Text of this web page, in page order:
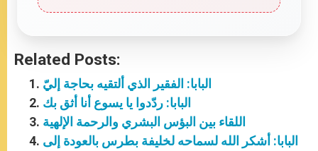
Related Posts:
البابا: الفقير الذي ألتقيه بحاجة إليّ
البابا: ردّدوا يا يسوع أنا أثق بك
اللقاء بين البؤس البشري والرحمة الإلهية
البابا: أشكر الله لسماحه لخليفة بطرس بالعودة إلى